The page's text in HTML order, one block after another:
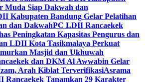
Muda Siap Dakwah dan
Kabupaten Bandung Gelar Pelatihan
dan DakwahPC LDII Rancaekek
Peningkatan Kapasitas Pengurus dan
LDII Kota Tasikmalaya Perkuat
Masjid dan Ukhuwah
dan DKM Al Awwabin Gelar
Arah Kiblat TerverifikasiAsrama
Rancaekek Tanamkan 29 Karakter